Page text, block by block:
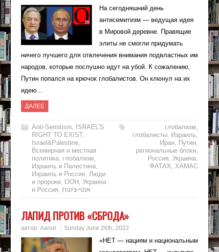
На сегодняшний день
антисемитизм — ведущая идея
в Мировой деревне. Правящие
элиты не смогли придумать
ничего лучшего для отвлечения внимания подвластных им
народов, которые послушно идут на убой. К сожалению,
Путин попался на крючок глобалистов. Он клюнул на их
идею…
ДАЛЕЕ
Anti-Semitism,
ISRAEL'S
RIGHT TO EXIST,
Israel&Palestine,
Всемирная и местная
политика, глобализм,
Израиль и Палестина,
Израиль и Россия, Люди
и пророки, ООН , Украина
и Россия, אנטי-ציונות
глобализм,
глобалисты, Израиль,
Иран, Путин,
региональные блоки,
Россия,Украина,
ФАТАХ,ХАМАС
ЛАПИД ПРОТИВ «СБРОДА»
автор: Aaron Sunday June 26th, 2022
«НЕТ — нациям и национальным